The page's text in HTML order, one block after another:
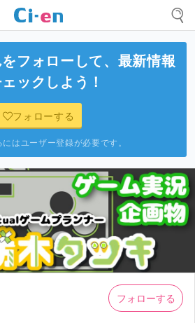
をフォローして、最新情報
ックしよう！
フォローする
はユーザー登録が必要です。
フォローする